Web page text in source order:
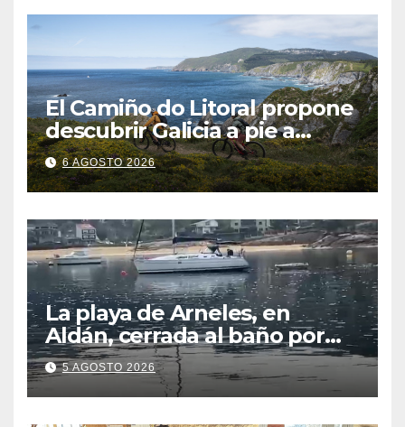
El Camiño do Litoral propone
descubrir Galicia a pie a
través de más de 1.300
kilómetros
6 AGOSTO 2026
La playa de Arneles, en
Aldán, cerrada al baño por
contaminación del agua tras
detectarse restos fecales
5 AGOSTO 2026